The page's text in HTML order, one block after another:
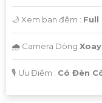
🌙 Xem ban đêm : Full
🌧️ Camera Dòng
️🎙 Ưu Điểm : Có Đèn